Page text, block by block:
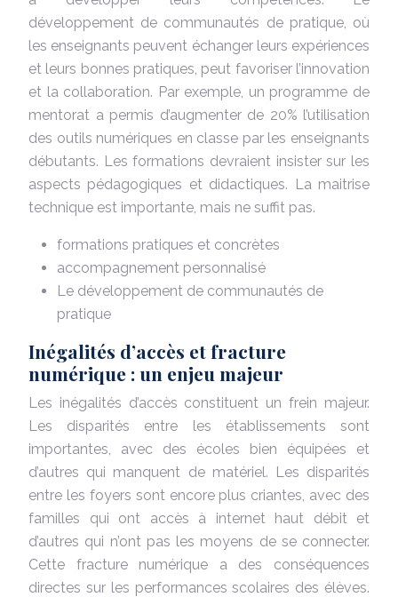
développement de communautés de pratique, où
les enseignants peuvent échanger leurs expériences
et leurs bonnes pratiques, peut favoriser l’innovation
et la collaboration. Par exemple, un programme de
mentorat a permis d’augmenter de 20% l’utilisation
des outils numériques en classe par les enseignants
débutants. Les formations devraient insister sur les
aspects pédagogiques et didactiques. La maitrise
technique est importante, mais ne suffit pas.
formations pratiques et concrètes
accompagnement personnalisé
Le développement de communautés de
pratique
Inégalités d’accès et fracture
numérique : un enjeu majeur
Les inégalités d’accès constituent un frein majeur.
Les disparités entre les établissements sont
importantes, avec des écoles bien équipées et
d’autres qui manquent de matériel. Les disparités
entre les foyers sont encore plus criantes, avec des
familles qui ont accès à internet haut débit et
d’autres qui n’ont pas les moyens de se connecter.
Cette fracture numérique a des conséquences
directes sur les performances scolaires des élèves.